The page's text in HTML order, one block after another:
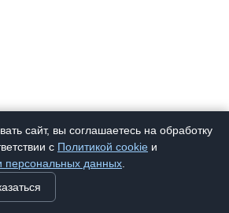
"Lewis" 850 Кр Тон
сайт, вы соглашаетесь на обработку
с Политикой cookie и
персональных данных